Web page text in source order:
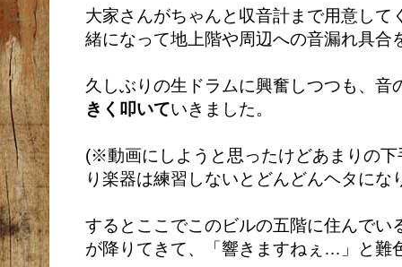
大家さんがちゃんと収音計まで用意して
緒になって地上階や周辺への音漏れ具合
久しぶりの生ドラムに興奮しつつも、音
きく叩いていきました。
(※動画にしようと思ったけどあまりの
り楽器は練習しないとどんどんヘタに
するとここでこのビルの五階に住んでい
が降りてきて、「響きますねぇ…」と難